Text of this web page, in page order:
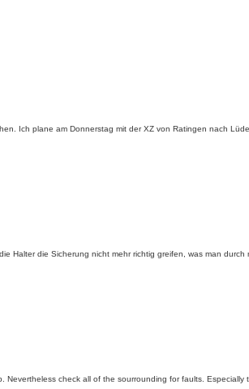
Ich plane am Donnerstag mit der XZ von Ratingen nach
Halter die Sicherung nicht mehr richtig greifen, was man
check all of the sourrounding for faults.